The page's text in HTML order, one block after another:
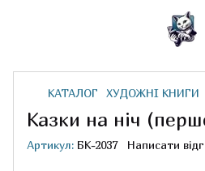
КАТАЛОГ ХУДОЖНІ КНИГИ
Казки на ніч
Артикул: БК-2037 Написати